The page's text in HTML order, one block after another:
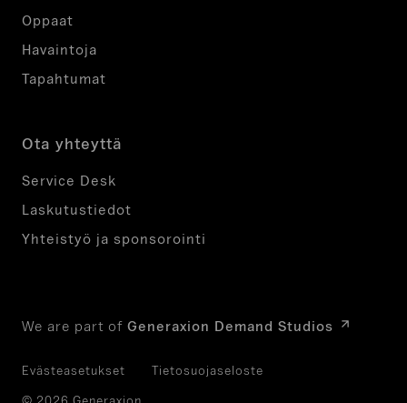
Oppaat
Havaintoja
Tapahtumat
Ota yhteyttä
Service Desk
Laskutustiedot
Yhteistyö ja sponsorointi
We are part of Generaxion Demand Studios
Evästeasetukset Tietosuojaseloste